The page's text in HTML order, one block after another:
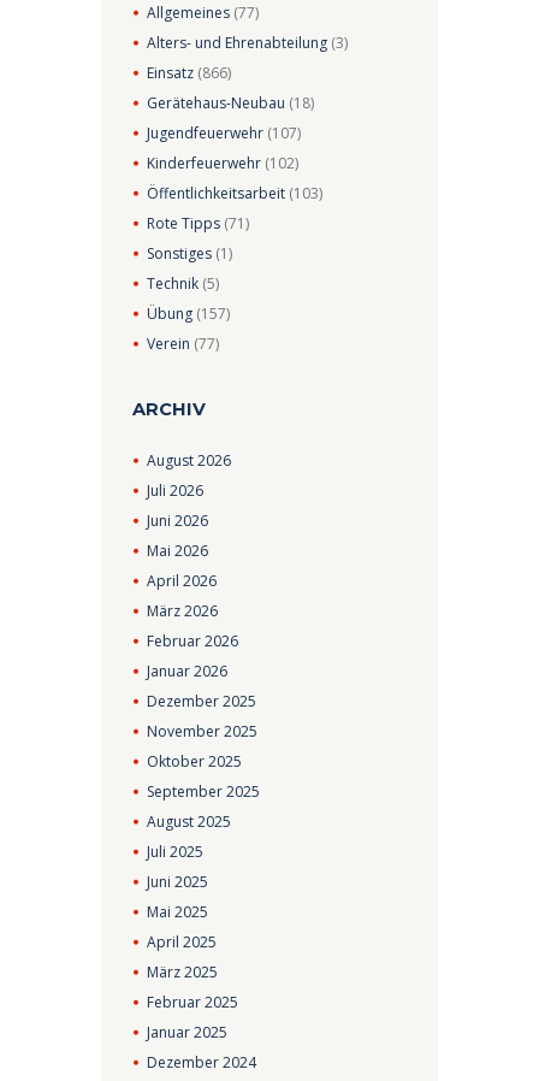
Allgemeines (77)
Alters- und Ehrenabteilung (3)
Einsatz (866)
Gerätehaus-Neubau (18)
Jugendfeuerwehr (107)
Kinderfeuerwehr (102)
Öffentlichkeitsarbeit (103)
Rote Tipps (71)
Sonstiges (1)
Technik (5)
Übung (157)
Verein (77)
ARCHIV
August2026
Juli2026
Juni2026
Mai2026
April2026
März2026
Februar2026
Januar2026
Dezember2025
November2025
Oktober2025
September2025
August2025
Juli2025
Juni2025
Mai2025
April2025
März2025
Februar2025
Januar2025
Dezember2024